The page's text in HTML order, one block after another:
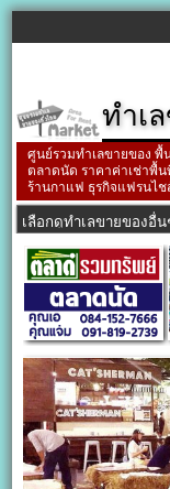
ทำเ
ศูนย์รวมทำเลขายของ
ตลาดนัด ราคาค่าเช่าพื้น
ร้านกาแฟ ธุรกิจแฟรนไช